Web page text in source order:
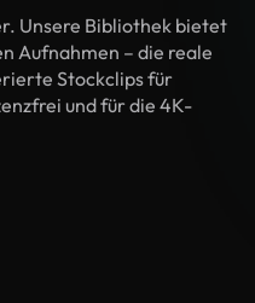
Unsere Bibliothek bietet
Aufnahmen – die reale
Stockclips für
und für die 4K-